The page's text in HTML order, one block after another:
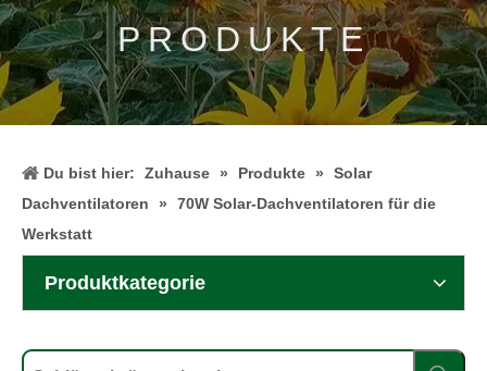
PRODUKTE
Du bist hier: Zuhause » Produkte »
Solar
Dachventilatoren
»
70W Solar-Dachventilatoren für die
Werkstatt
Produktkategorie